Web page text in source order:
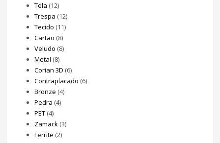
Tela (12)
Trespa (12)
Tecido (11)
Cartão (8)
Veludo (8)
Metal (8)
Corian 3D (6)
Contraplacado (6)
Bronze (4)
Pedra (4)
PET (4)
Zamack (3)
Ferrite (2)